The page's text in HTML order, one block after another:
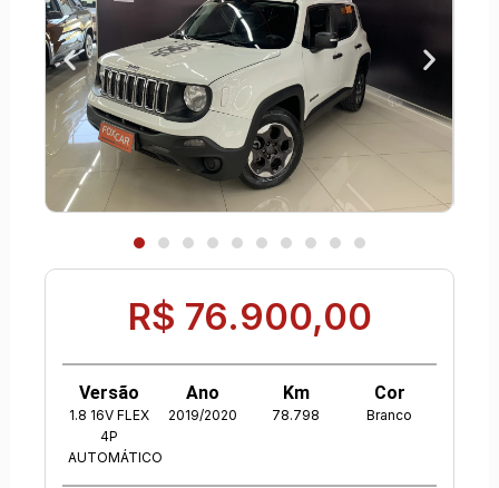
R$ 76.900,00
Versão
1.8 16V FLEX
4P
AUTOMÁTICO
Ano
2019/2020
Km
78.798
Cor
Branco